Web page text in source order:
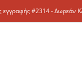
#2314 - Δωρεάν